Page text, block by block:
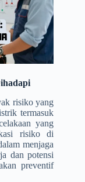
risiko yang
termasuk
yang
risiko di
menjaga
dan potensi
preventif